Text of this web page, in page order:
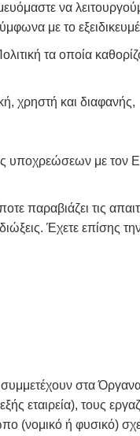
να
με το
τα οποία
χρηστή και διαφανής,
υποχρεώσεων με τον
παραβιάζει τις
Έχετε επίσης
συμμετέχουν στα
τους
(νομικό ή φυσικό)